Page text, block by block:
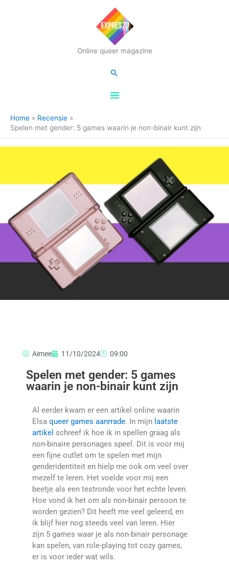
Online queer magazine
Hoofdmenu
Zoeken
Home
Recensie
Spelen met gender: 5 games waarin je non-binair kunt zijn
Aimee 11/10/2024 09:00
Spelen met gender: 5 games
waarin je non-binair kunt zijn
Al eerder kwam er een artikel online waarin
Elsa queer games aanrrade. In mijn laatste
artikel schreef ik hoe ik in spellen graag als
non-binaire personages speel. Dit is voor mij
een fijne outlet om te spelen met mijn
genderidentiteit en hielp me ook om veel over
mezelf te leren. Het voelde voor mij een
beetje als een testronde voor het echte leven.
Hoe vond ik het om als non-binair persoon te
worden gezien? Dit heeft me veel geleerd, en
ik blijf hier nog steeds veel van leren. Hier
zijn 5 games waar je als non-binair personage
kan spelen, van role-playing tot cozy games,
er is voor ieder wat wils.